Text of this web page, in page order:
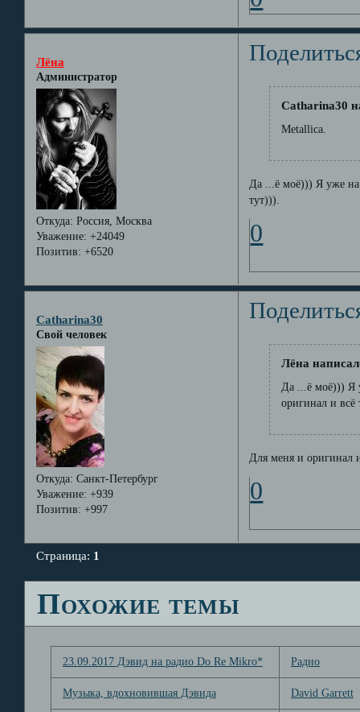
Лёна
Администратор
Откуда: Россия, Москва
Уважение: +24049
Позитив: +6520
Catharina30
Metallica.
Да ...ё моё))) Я уже на
тут))).
0
Catharina30
Свой человек
Откуда: Санкт-Петербург
Уважение: +939
Позитив: +997
Лёна
Да ...ё моё))) Я
оригинал и всё
Для меня и оригинал
0
Страница: 1
Похожие темы
23.09.2017 Дэвид на радио Do Re Mikro* Радио
Музыка, вдохновившая Дэвида David Garrett